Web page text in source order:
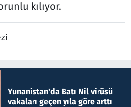
kılıyor.
Yunanistan'da Batı Nil virüsü
vakaları geçen yıla göre arttı